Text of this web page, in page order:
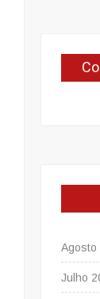
Agosto
Julho